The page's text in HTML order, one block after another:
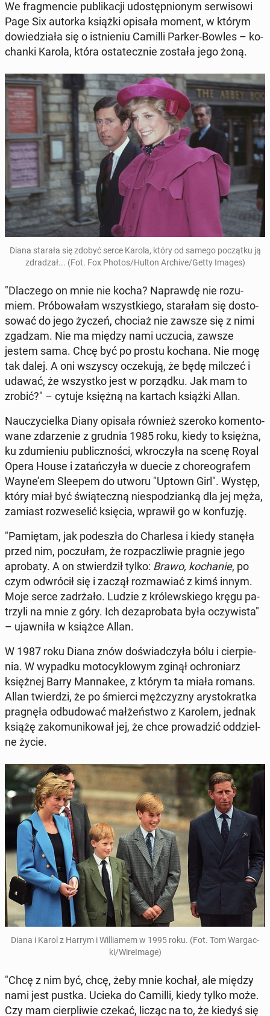
We frag­men­cie pu­bli­ka­cji udo­stęp­nio­nym ser­wi­so­wi
Page Six autorka książki opisała moment, w którym
do­wie­dzia­ła się o ist­nie­niu Camilli Parker-Bowles – ko­
chan­ki Karola, która osta­tecz­nie została jego żoną.
Diana starała się zdobyć serce Karola, który od samego po­cząt­ku ją
zdra­dzał... (Fot. Fox Photos/Hulton Archive/Getty Images)
"Dla­cze­go on mnie nie kocha? Na­praw­dę nie ro­zu­
miem. Pró­bo­wa­łam wszyst­kie­go, sta­ra­łam się do­sto­
so­wać do jego życzeń, chociaż nie zawsze się z nimi
zgadzam. Nie ma między nami uczucia, zawsze
jestem sama. Chcę być po prostu kochana. Nie mogę
tak dalej. A oni wszyscy ocze­ku­ją, że będę milczeć i
udawać, że wszyst­ko jest w po­rząd­ku. Jak mam to
zrobić?" – cytuje księżną na kartach książki Allan.
Na­uczy­ciel­ka Diany opisała również szeroko ko­men­to­
wa­ne zda­rze­nie z grudnia 1985 roku, kiedy to księżna,
ku zdu­mie­niu pu­blicz­no­ści, wkro­czy­ła na scenę Royal
Opera House i za­tań­czy­ła w duecie z cho­re­ogra­fem
Wayne’em Sleepem do utworu "Uptown Girl". Występ,
który miał być świą­tecz­ną nie­spo­dzian­ką dla jej męża,
zamiast roz­we­se­lić księcia, wprawił go w kon­fu­zję.
"Pa­mię­tam, jak po­de­szła do Char­le­sa i kiedy stanęła
przed nim, po­czu­łam, że roz­pacz­li­wie pragnie jego
apro­ba­ty. A on stwier­dził tylko: Brawo, ko­cha­nie, po
czym od­wró­cił się i zaczął roz­ma­wiać z kimś innym.
Moje serce za­drża­ło. Ludzie z kró­lew­skie­go kręgu pa­
trzy­li na mnie z góry. Ich dez­apro­ba­ta była oczy­wi­sta"
– ujaw­ni­ła w książce Allan.
W 1987 roku Diana znów do­świad­czy­ła bólu i cier­pie­
nia. W wypadku mo­to­cy­klo­wym zginął ochro­niarz
księż­nej Barry Man­na­kee, z którym ta miała romans.
Allan twier­dzi, że po śmierci męż­czy­zny ary­sto­krat­ka
pra­gnę­ła od­bu­do­wać mał­żeń­stwo z Karolem, jednak
książę za­ko­mu­ni­ko­wał jej, że chce pro­wa­dzić od­dziel­
ne życie.
Diana i Karol z Harrym i Wil­lia­mem w 1995 roku. (Fot. Tom War­gac­
ki/Wi­re­Ima­ge)
"Chcę z nim być, chcę, żeby mnie kochał, ale między
nami jest pustka. Ucieka do Camilli, kiedy tylko może.
Czy mam cier­pli­wie czekać, licząc na to, że kiedyś się